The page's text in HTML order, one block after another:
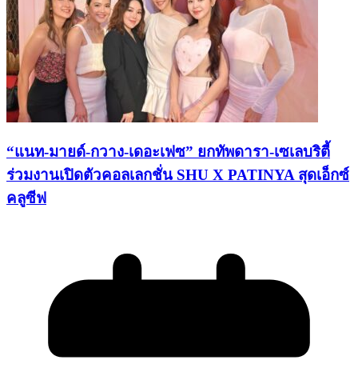
“แนท-มายด์-กวาง-เดอะเฟซ” ยกทัพดารา-เซเลบริตี้
ร่วมงานเปิดตัวคอลเลกชั่น SHU X PATINYA สุดเอ็กซ์
คลูซีฟ